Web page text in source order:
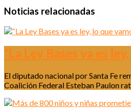
Noticias relacionadas
“La Ley Bases ya es
El diputado nacional por Santa Fe
Coalición Federal Esteban Paulon